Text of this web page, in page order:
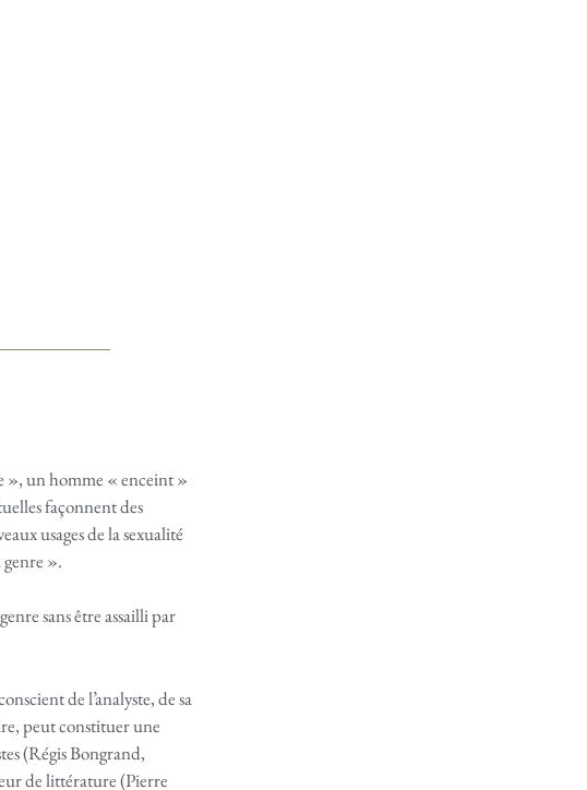
», un homme « enceint »
façonnent des
usages de la sexualité
genre ».
sans être assailli par
de l’analyste, de sa
peut constituer une
(Régis Bongrand,
de littérature (Pierre